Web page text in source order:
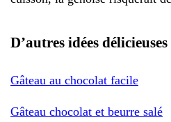
D’autres idées délicieuses
Gâteau au chocolat facile
Gâteau chocolat et beurre salé